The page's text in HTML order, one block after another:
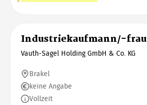
Industriekaufmann/-frau
Vauth-Sagel Holding GmbH & Co. KG
Brakel
keine Angabe
Vollzeit